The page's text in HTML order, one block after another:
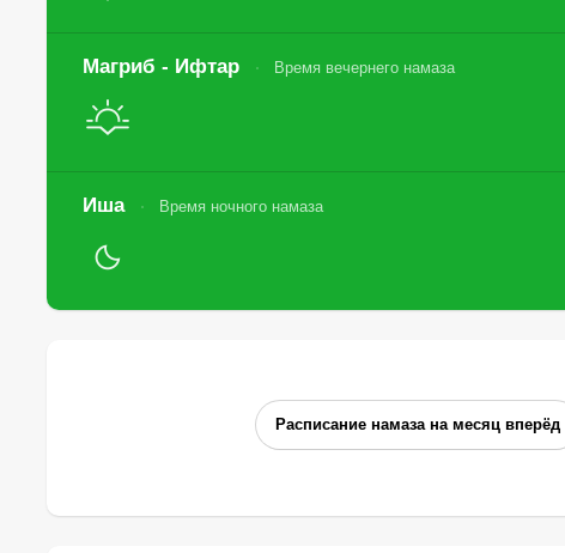
Магриб - Ифтар Время вечернего намаза
Иша Время ночного намаза
Расписание намаза на месяц вперёд